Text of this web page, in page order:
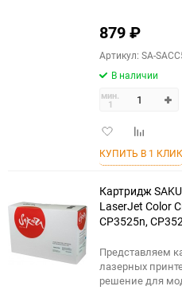
879₽
Артикул: SA-
В наличии
мин.
1
Добавить
избранное
Добавить
сравнению
КУПИТЬ В 1 КЛИК
Картридж
LaserJet Color
CP3525n,
Представляем
лазерных
решение для